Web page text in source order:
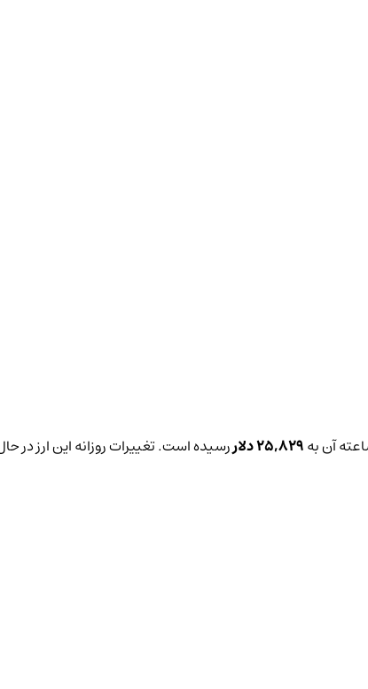
25,829 دلار رسیده است. تغییرات روزانه این ارز در